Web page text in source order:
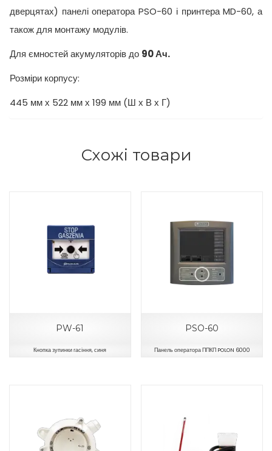
дверцятах) панелі оператора PSO-60 і принтера MD-60, а
також для монтажу модулів.
Для ємностей акумуляторів до 90 Ач.
Розміри корпусу:
445 мм х 522 мм х 199 мм (Ш х В х Г)
Схожі товари
PW-61
Кнопка зупинки гасіння, синя
PSO-60
Панель оператора ППКП POLON 6000